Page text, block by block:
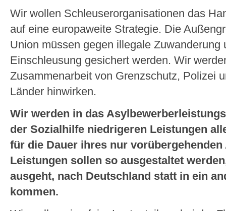
Wir wollen Schleuserorganisationen das
auf eine europaweite Strategie. Die
Union müssen gegen illegale Zuwanderung
Einschleusung gesichert werden. Wir
Zusammenarbeit von Grenzschutz, Polizei
Länder hinwirken.
Wir werden in das
der Sozialhilfe niedrigeren Leistungen
für die Dauer ihres nur
Leistungen sollen so ausgestaltet
ausgeht, nach Deutschland statt in ein
kommen.